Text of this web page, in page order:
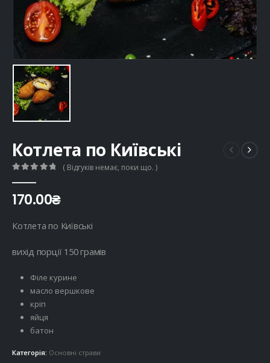
Котлета по Київські
( Відгуків немає, поки що. )
170.00₴
Котлета по Київські
вихід порції 150 грамів
Філе курине
масло вершкове
кріп
яйця
батон
Категорія: Основні страви